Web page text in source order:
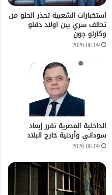
استخبارات الشعبية تحذر الحلو من
تحالف سري بين اولاد دقلو
وكارلو جون
2026-08-09
الداخلية المصرية تقرر إبعاد
سوداني وأردنية خارج البلاد
2026-08-09